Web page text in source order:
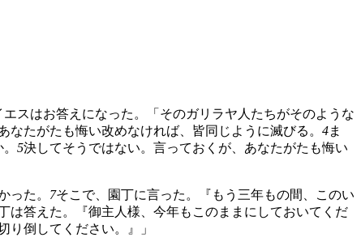
エスはお答えになった。「そのガリラヤ人たちがそのような
たがたも悔い改めなければ、皆同じように滅びる。 4ま
5決してそうではない。言っておくが、あなたがたも悔い
った。 7そこで、園丁に言った。『もう三年もの間、このい
は答えた。『御主人様、今年もこのままにしておいてくだ
り倒してください。』」